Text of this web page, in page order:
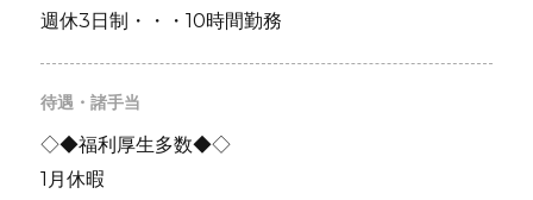
週休3日制・・・10時間勤務
待遇・諸手当
◇◆福利厚生多数◆◇
1月休暇